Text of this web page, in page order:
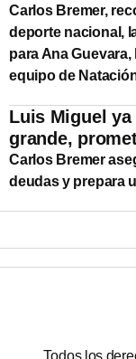
Carlos Bremer,
deporte nacional,
para Ana
equipo de
Luis Miguel ya
grande,
Carlos Bremer
deudas y prepara